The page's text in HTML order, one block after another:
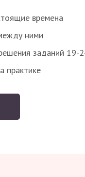
времена
ними
заданий 19-
практике